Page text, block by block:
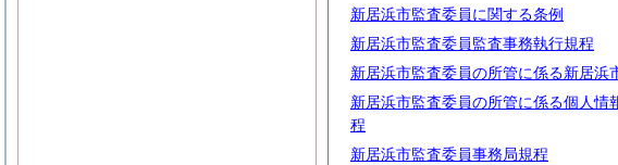
新居浜市監査委員に関する条例
新居浜市監査委員監査事務執行規程
新居浜市監査委員の所管に係る新居浜
新居浜市監査委員の所管に係る個人情
程
新居浜市監査委員事務局規程